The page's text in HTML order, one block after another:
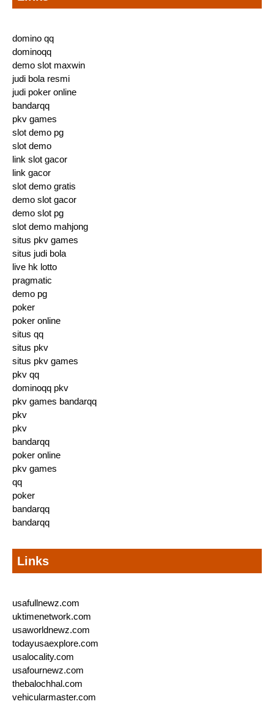
domino qq
dominoqq
demo slot maxwin
judi bola resmi
judi poker online
bandarqq
pkv games
slot demo pg
slot demo
link slot gacor
link gacor
slot demo gratis
demo slot gacor
demo slot pg
slot demo mahjong
situs pkv games
situs judi bola
live hk lotto
pragmatic
demo pg
poker
poker online
situs qq
situs pkv
situs pkv games
pkv qq
dominoqq pkv
pkv games bandarqq
pkv
pkv
bandarqq
poker online
pkv games
qq
poker
bandarqq
bandarqq
Links
usafullnewz.com
uktimenetwork.com
usaworldnewz.com
todayusaexplore.com
usalocality.com
usafournewz.com
thebalochhal.com
vehicularmaster.com